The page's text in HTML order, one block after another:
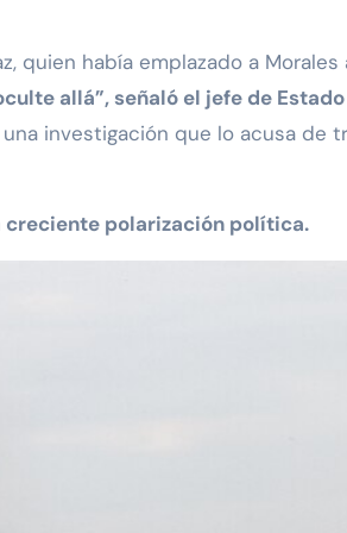
quien había emplazado a
allá”, señaló el jefe de Estado
investigación que lo acusa de
creciente polarización política.